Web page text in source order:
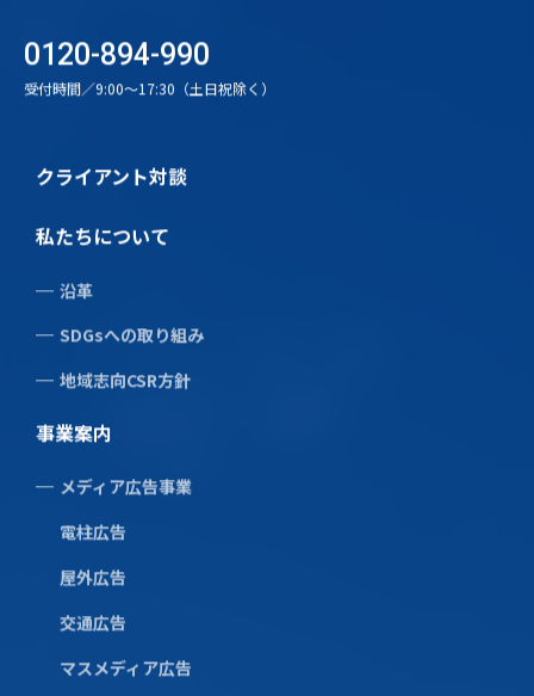
0120-894-990
受付時間／9:00〜17:30（土日祝除く）
クライアント対談
私たちについて
沿革
SDGsへの取り組み
地域志向CSR方針
事業案内
メディア広告事業
電柱広告
屋外広告
交通広告
マスメディア広告